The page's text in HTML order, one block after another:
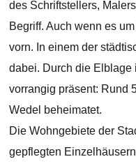
des Schriftstellers,
Begriff. Auch wenn es
vorn. In einem der
dabei. Durch die Elblage
vorrangig präsent: Rund
Wedel beheimatet.
Die Wohngebiete der
gepflegten